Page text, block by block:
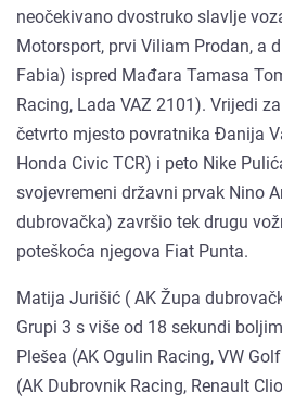
neočekivano dvostruko slavlje
Motorsport, prvi Viliam Prodan, a
Fabia) ispred Mađara Tamasa
Racing, Lada VAZ 2101). Vrijedi
četvrto mjesto povratnika Đanija
Honda Civic TCR) i peto Nike
svojevremeni državni prvak Nino
dubrovačka) završio tek drugu
poteškoća njegova Fiat Punta.
Matija Jurišić ( AK Župa
Grupi 3 s više od 18 sekundi
Plešea (AK Ogulin Racing, VW
(AK Dubrovnik Racing, Renault